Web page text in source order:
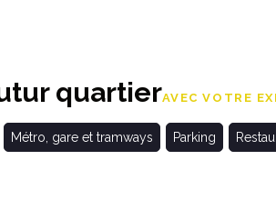
quartierAVEC VOTRE
Métro, gare et tramways Parking